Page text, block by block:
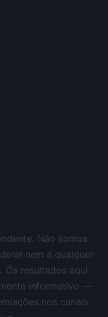
Não somos
nem a qualquer
Os resultados aqui
informativo —
nos canais